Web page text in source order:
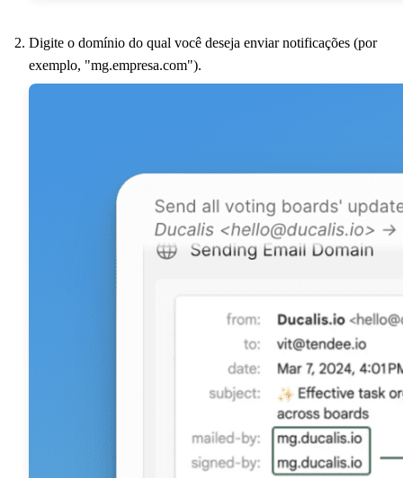
Digite o domínio do qual você deseja enviar notificações (por
exemplo, "mg.empresa.com").